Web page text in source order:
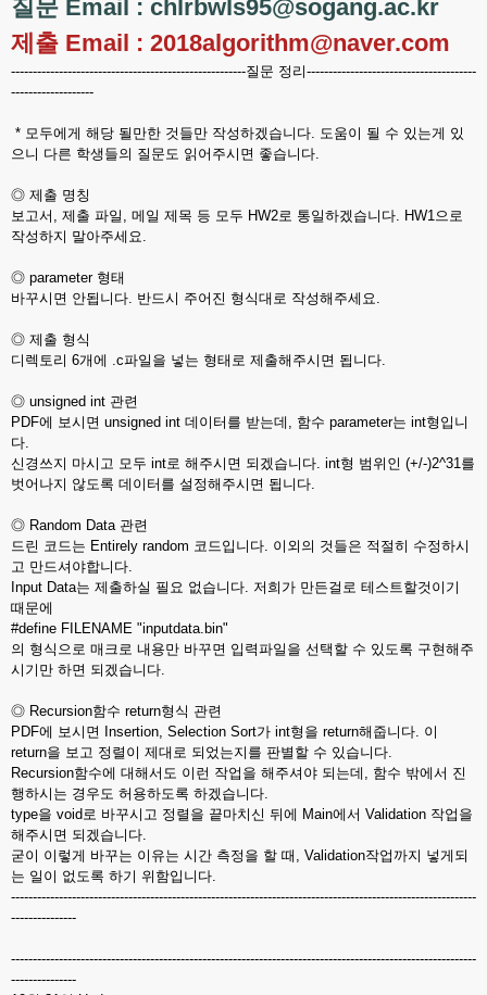
질문 Email : chlrbwls95@sogang.ac.kr
제출 Email : 2018algorithm@naver.com
------------------------------------------------------질문 정리---------------------------------------
-------------------
* 모두에게 해당 될만한 것들만 작성하겠습니다. 도움이 될 수 있는게 있
으니 다른 학생들의 질문도 읽어주시면 좋습니다.
◎ 제출 명칭
보고서, 제출 파일, 메일 제목 등 모두 HW2로 통일하겠습니다. HW1으로
작성하지 말아주세요.
◎ parameter 형태
바꾸시면 안됩니다. 반드시 주어진 형식대로 작성해주세요.
◎ 제출 형식
디렉토리 6개에 .c파일을 넣는 형태로 제출해주시면 됩니다.
◎ unsigned int 관련
PDF에 보시면 unsigned int 데이터를 받는데, 함수 parameter는 int형입니
다.
신경쓰지 마시고 모두 int로 해주시면 되겠습니다. int형 범위인 (+/-)2^31를
벗어나지 않도록 데이터를 설정해주시면 됩니다.
◎ Random Data 관련
드린 코드는 Entirely random 코드입니다. 이외의 것들은 적절히 수정하시
고 만드셔야합니다.
Input Data는 제출하실 필요 없습니다. 저희가 만든걸로 테스트할것이기
때문에
#define FILENAME "inputdata.bin"
의 형식으로 매크로 내용만 바꾸면 입력파일을 선택할 수 있도록 구현해주
시기만 하면 되겠습니다.
◎ Recursion함수 return형식 관련
PDF에 보시면 Insertion, Selection Sort가 int형을 return해줍니다. 이
return을 보고 정렬이 제대로 되었는지를 판별할 수 있습니다.
Recursion함수에 대해서도 이런 작업을 해주셔야 되는데, 함수 밖에서 진
행하시는 경우도 허용하도록 하겠습니다.
type을 void로 바꾸시고 정렬을 끝마치신 뒤에 Main에서 Validation 작업을
해주시면 되겠습니다.
굳이 이렇게 바꾸는 이유는 시간 측정을 할 때, Validation작업까지 넣게되
는 일이 없도록 하기 위함입니다.
-----------------------------------------------------------------------------------------------------------
---------------
-----------------------------------------------------------------------------------------------------------
---------------